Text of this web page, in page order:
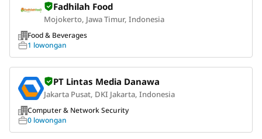
Fadhilah Food
Mojokerto, Jawa Timur, Indonesia
Food & Beverages
1 lowongan
PT Lintas Media Danawa
Jakarta Pusat, DKI Jakarta, Indonesia
Computer & Network Security
0 lowongan